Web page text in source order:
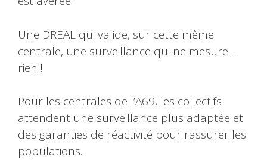
Une DREAL qui valide, sur cette même
centrale, une surveillance qui ne mesure…
rien !
Pour les centrales de l’A69, les collectifs
attendent une surveillance plus adaptée et
des garanties de réactivité pour rassurer les
populations.